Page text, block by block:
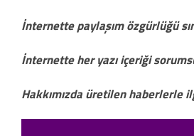
İnternette paylaşım özgürlüğü
İnternette her yazı içeriği
Hakkımızda üretilen haberlerle